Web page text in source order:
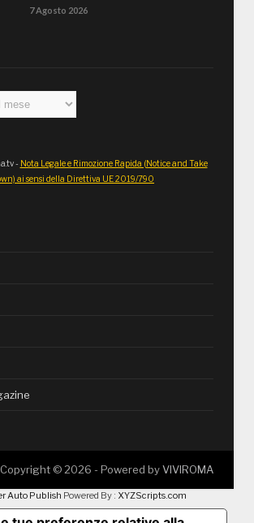
7 Agosto 2026
- Nota Legale e Rimozione Rapida (Notice and Take
ai sensi della Direttiva UE 2019/790
©2026 - Powered byVIVIROMA
Auto Publish Powered By : XYZScripts.com